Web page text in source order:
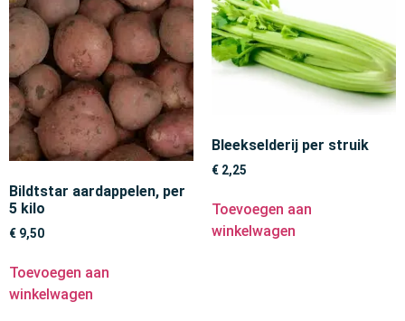
Bildtstar aardappelen, per
5 kilo
€ 9,50
Toevoegen aan
winkelwagen
Bleekselderij per struik
€ 2,25
Toevoegen aan
winkelwagen